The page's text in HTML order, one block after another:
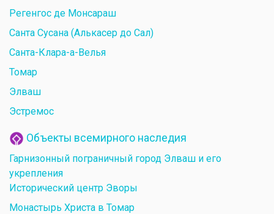
Регенгос де Монсараш
Санта Сусана (Алькасер до Сал)
Санта-Клара-а-Велья
Томар
Элваш
Эстремос
Объекты всемирного наследия
Гарнизонный пограничный город Элваш и его
укрепления
Исторический центр Эворы
Монастырь Христа в Томар